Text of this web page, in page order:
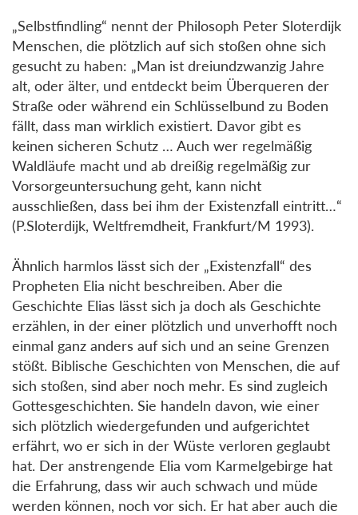
„Selbstfindling“ nennt der Philosoph Peter Sloterdijk
Menschen, die plötzlich auf sich stoßen ohne sich
gesucht zu haben: „Man ist dreiundzwanzig Jahre
alt, oder älter, und entdeckt beim Überqueren der
Straße oder während ein Schlüsselbund zu Boden
fällt, dass man wirklich existiert. Davor gibt es
keinen sicheren Schutz … Auch wer regelmäßig
Waldläufe macht und ab dreißig regelmäßig zur
Vorsorgeuntersuchung geht, kann nicht
ausschließen, dass bei ihm der Existenzfall eintritt…“
(P.Sloterdijk, Weltfremdheit, Frankfurt/M 1993).
Ähnlich harmlos lässt sich der „Existenzfall“ des
Propheten Elia nicht beschreiben. Aber die
Geschichte Elias lässt sich ja doch als Geschichte
erzählen, in der einer plötzlich und unverhofft noch
einmal ganz anders auf sich und an seine Grenzen
stößt. Biblische Geschichten von Menschen, die auf
sich stoßen, sind aber noch mehr. Es sind zugleich
Gottesgeschichten. Sie handeln davon, wie einer
sich plötzlich wiedergefunden und aufgerichtet
erfährt, wo er sich in der Wüste verloren geglaubt
hat. Der anstrengende Elia vom Karmelgebirge hat
die Erfahrung, dass wir auch schwach und müde
werden können, noch vor sich. Er hat aber auch die